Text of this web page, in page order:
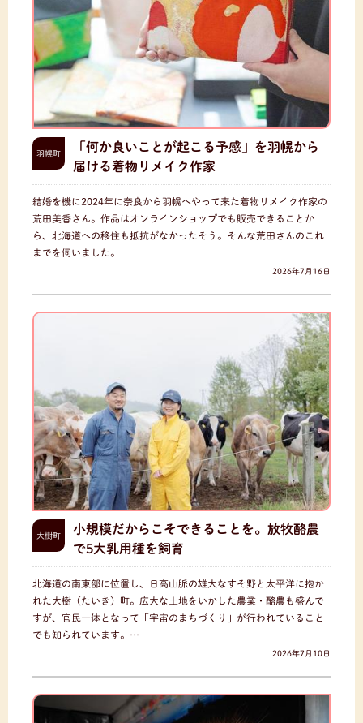
羽幌町
「何か良いことが起こる予感」を羽幌から
届ける着物リメイク作家
結婚を機に2024年に奈良から羽幌へやって来た着物リメイク作家の
荒田美香さん。作品はオンラインショップでも販売できることか
ら、北海道への移住も抵抗がなかったそう。そんな荒田さんのこれ
までを伺いました。
2026年7月16日
大樹町
小規模だからこそできることを。放牧酪農
で5大乳用種を飼育
北海道の南東部に位置し、日高山脈の雄大なすそ野と太平洋に抱か
れた大樹（たいき）町。広大な土地をいかした農業・酪農も盛んで
すが、官民一体となって「宇宙のまちづくり」が行われていること
でも知られています。…
2026年7月10日